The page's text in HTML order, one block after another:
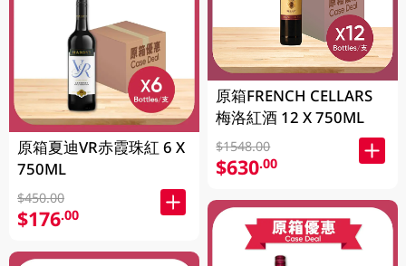
原箱夏迪VR赤霞珠紅 6 X
750ML
$450.00
$176.00
原箱FRENCH CELLARS
梅洛紅酒 12 X 750ML
$1548.00
$630.00